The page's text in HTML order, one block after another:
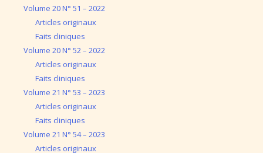
Volume 20 N° 51 – 2022
Articles originaux
Faits cliniques
Volume 20 N° 52 – 2022
Articles originaux
Faits cliniques
Volume 21 N° 53 – 2023
Articles originaux
Faits cliniques
Volume 21 N° 54 – 2023
Articles originaux